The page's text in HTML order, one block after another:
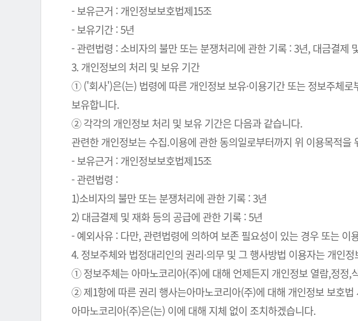
- 보유근거 : 개인정보보호법제15조
- 보유기간 : 5년
- 관련법령 : 소비자의 불만 또는 분쟁처리에 관한 기록 : 3년, 대금결제
3. 개인정보의 처리 및 보유 기간
① ('회사')은(는) 법령에 따른 개인정보 보유·이용기간 또는 정보주체
보유합니다.
② 각각의 개인정보 처리 및 보유 기간은 다음과 같습니다.
관련한 개인정보는 수집.이용에 관한 동의일로부터까지 위 이용목적을
- 보유근거 : 개인정보보호법제15조
- 관련법령 :
1)소비자의 불만 또는 분쟁처리에 관한 기록 : 3년
2) 대금결제 및 재화 등의 공급에 관한 기록 : 5년
- 예외사유 : 다만, 관련법령에 의하여 보존 필요성이 있는 경우 또는
4. 정보주체와 법정대리인의 권리·의무 및 그 행사방법 이용자는 개인
① 정보주체는 아마노코리아(주)에 대해 언제든지 개인정보 열람,정정,
② 제1항에 따른 권리 행사는아마노코리아(주)에 대해 개인정보 보호
아마노코리아(주)은(는) 이에 대해 지체 없이 조치하겠습니다.